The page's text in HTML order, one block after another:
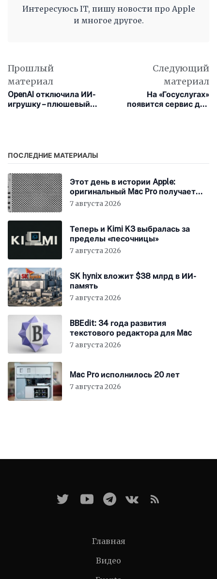
Интересуюсь IT, пишу новости про Apple
и многое другое.
Прошлый
материал
OpenAI отключила ИИ-
игрушку – плюшевый
Следующий
материал
На «Госуслугах»
появится сервис для
ПОСЛЕДНИЕ МАТЕРИАЛЫ
Этот день в истории Apple:
оригинальный Mac Pro получает
мощный процессор Intel
7 августа 2026
Теперь и Kimi K3 выбралась за
пределы «песочницы»
7 августа 2026
SK hynix вложит $38 млрд в ИИ-
память
7 августа 2026
BBEdit: 34 года развития
текстового редактора для Mac
7 августа 2026
Mac Pro исполнилось 20 лет
7 августа 2026
Главная
Видео